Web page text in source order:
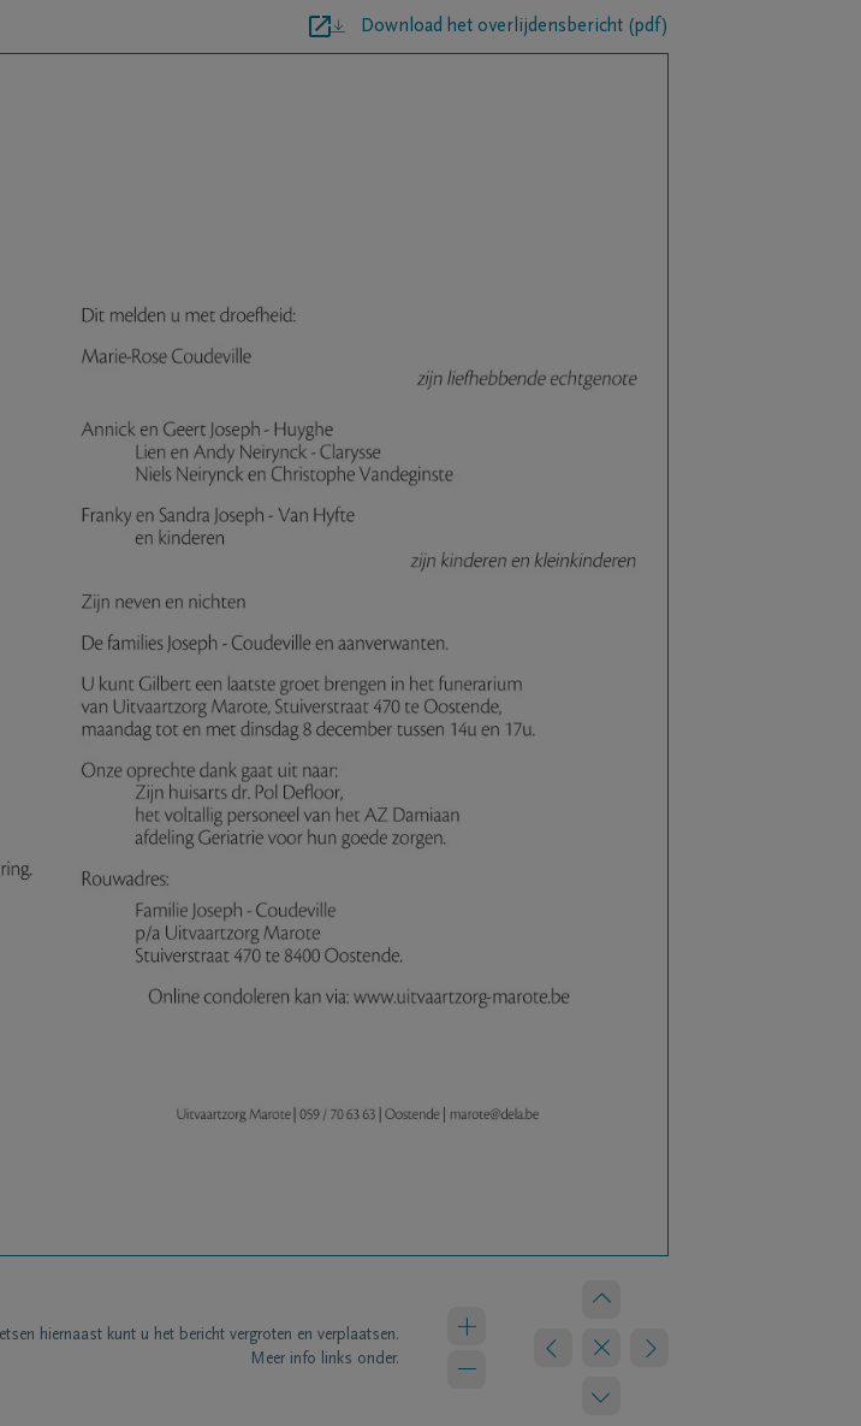
Download het overlijdensbericht (pdf)
hiernaast kunt u het bericht vergroten en verplaatsen.
Meer info links onder.